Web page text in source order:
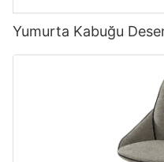
Yumurta Kabuğu